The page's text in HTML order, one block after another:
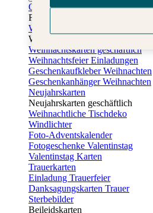
Osterkarten
Fotogeschenke zu Ostern
Weihnachtskarten
Weihnachtskarten selbst gestalten
Weihnachtskarten geschäftlich
Weihnachtsfeier Einladungen
Geschenkaufkleber Weihnachten
Geschenkanhänger Weihnachten
Neujahrskarten
Neujahrskarten geschäftlich
Weihnachtliche Tischdeko
Windlichter
Foto-Adventskalender
Fotogeschenke Valentinstag
Valentinstag Karten
Trauerkarten
Einladung Trauerfeier
Danksagungskarten Trauer
Sterbebilder
Beileidskarten